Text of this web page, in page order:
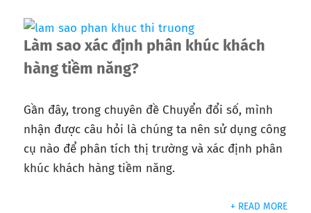
Làm sao xác định phân khúc khách
hàng tiềm năng?
Gần đây, trong chuyên đề Chuyển đổi số, mình
nhận được câu hỏi là chúng ta nên sử dụng công
cụ nào để phân tích thị trường và xác định phân
khúc khách hàng tiềm năng.
+ READ MORE